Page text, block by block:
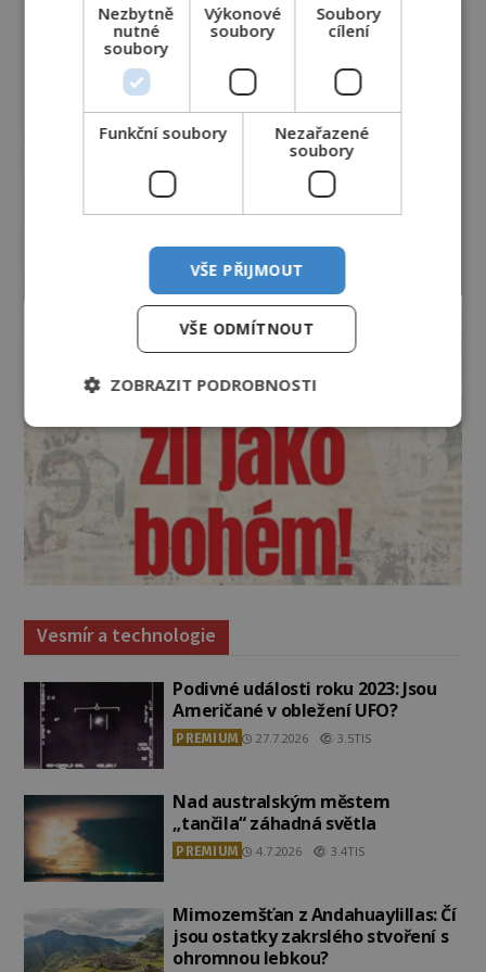
Vesmír a technologie
Podivné události roku 2023: Jsou
Američané v obležení UFO?
PREMIUM 27.7.2026 3.5TIS
Nad australským městem
„tančila“ záhadná světla
PREMIUM 4.7.2026 3.4TIS
Mimozemšťan z Andahuaylillas: Čí
jsou ostatky zakrslého stvoření s
ohromnou lebkou?
Nezbytně
nutné
soubory
Výkonové
soubory
Soubory
cílení
Funkční soubory
Nezařazené
soubory
VŠE PŘIJMOUT
VŠE ODMÍTNOUT
ZOBRAZIT PODROBNOSTI